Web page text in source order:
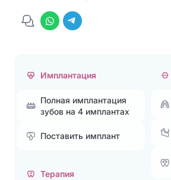
Имплантация
Полная имплантация
зубов на 4 имплантах
Поставить имплант
Терапия